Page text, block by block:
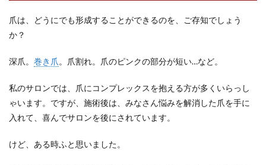
爪は、どうにでも形成することができるのを、ご存知でしょう
か？
深爪。 巻き爪 。爪割れ。爪のピンクの部分が短い…など。
私のサロンでは、爪にコンプレックスを抱える方が多くいらっし
ゃいます。ですが、施術後は、みなさん悩みを解消した爪を手に
入れて、喜んでサロンを後にされています。
けど、ある時ふと思いました。